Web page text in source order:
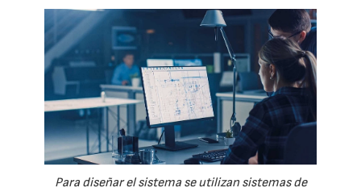
Para diseñar el sistema se utilizan sistemas de